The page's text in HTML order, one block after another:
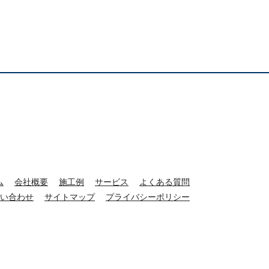
会社概要 施工例 サービス
よくある質問
合わせ サイトマップ プライバシーポリシー